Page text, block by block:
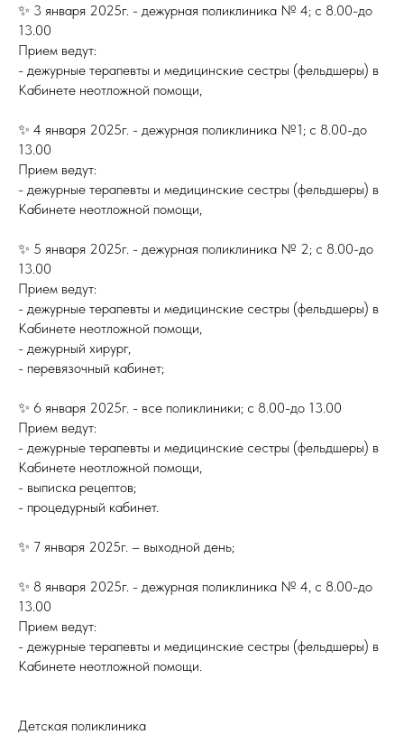
✨ 3 января 2025г. - дежурная поликлиника № 4; с 8.00-до
13.00
Прием ведут:
- дежурные терапевты и медицинские сестры (фельдшеры) в
Кабинете неотложной помощи,
✨ 4 января 2025г. - дежурная поликлиника №1; с 8.00-до
13.00
Прием ведут:
- дежурные терапевты и медицинские сестры (фельдшеры) в
Кабинете неотложной помощи,
✨ 5 января 2025г. - дежурная поликлиника № 2; с 8.00-до
13.00
Прием ведут:
- дежурные терапевты и медицинские сестры (фельдшеры) в
Кабинете неотложной помощи,
- дежурный хирург,
- перевязочный кабинет;
✨ 6 января 2025г. - все поликлиники; с 8.00-до 13.00
Прием ведут:
- дежурные терапевты и медицинские сестры (фельдшеры) в
Кабинете неотложной помощи,
- выписка рецептов;
- процедурный кабинет.
✨ 7 января 2025г. – выходной день;
✨ 8 января 2025г. - дежурная поликлиника № 4, с 8.00-до
13.00
Прием ведут:
- дежурные терапевты и медицинские сестры (фельдшеры) в
Кабинете неотложной помощи.
Детская поликлиника